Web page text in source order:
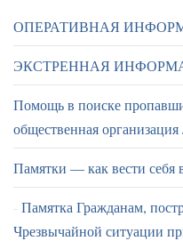
ОПЕРАТИВНАЯ
ЭКСТРЕННАЯ
Помощь в поиске
общественная
Памятки — как вести себя
Памятка Гражданам,
Чрезвычайной ситуации